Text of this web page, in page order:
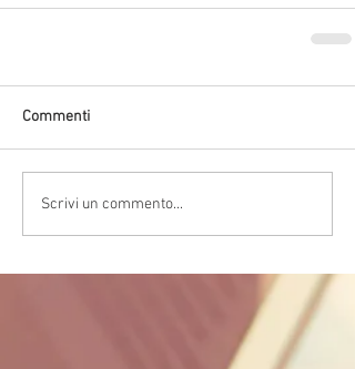
Commenti
Scrivi un commento...